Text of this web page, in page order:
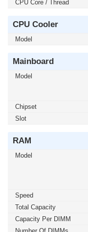
2200-LCD)
เมื่อซื้อพร้อมค
2000) 2000VA/
เมื่อซื้อพร้อมค
บาท เหลือเพีย
บาท เหลือเพีย
1000-LED)
โมชั่นนี้ ติดต่อ
บาท เหลือเพียง
1500 LCD)
โมชั่นนี้ ติดต่อ
CPU Core / Thread
CPU Cooler
Model
Mainboard
Model
Chipset
Slot
RAM
Model
Speed
Total Capacity
Capacity Per DIMM